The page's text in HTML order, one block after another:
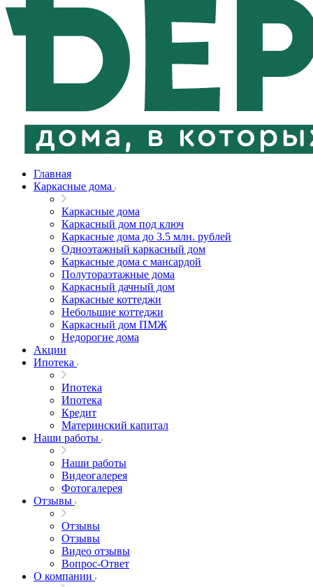
Главная
Каркасные дома
Каркасные дома
Каркасный дом под ключ
Каркасные дома до 3.5 млн. рублей
Одноэтажный каркасный дом
Каркасные дома с мансардой
Полутораэтажные дома
Каркасный дачный дом
Каркасные коттеджи
Небольшие коттеджи
Каркасный дом ПМЖ
Недорогие дома
Акции
Ипотека
Ипотека
Ипотека
Кредит
Материнский капитал
Наши работы
Наши работы
Видеогалерея
Фотогалерея
Отзывы
Отзывы
Отзывы
Видео отзывы
Вопрос-Ответ
О компании